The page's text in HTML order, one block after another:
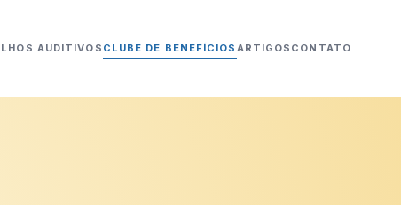
AUDITIVOS CLUBE DE BENEFÍCIOS ARTIGOS CONTATO